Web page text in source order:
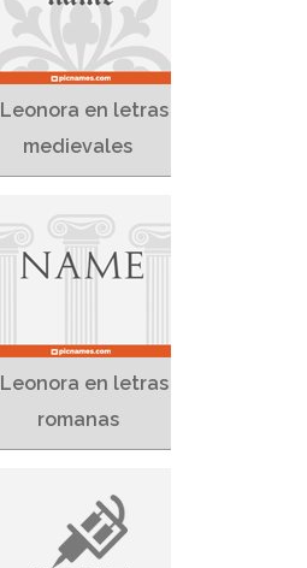
Leonora en letras
medievales
Leonora en letras
romanas